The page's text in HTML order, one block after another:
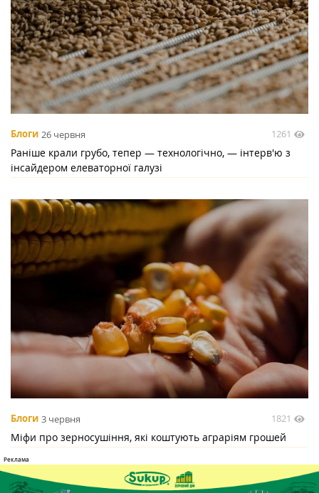
Блоги 26 червня 1261
Раніше крали грубо, тепер — технологічно, — інтерв'ю з
інсайдером елеваторної галузі
Блоги 3 червня 1821
Міфи про зерносушіння, які коштують аграріям грошей